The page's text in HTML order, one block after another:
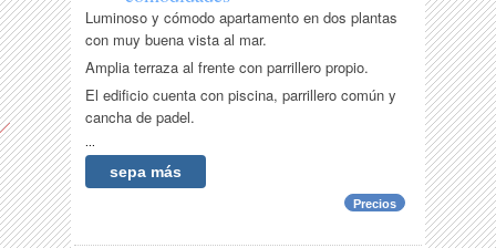
Luminoso y cómodo apartamento en dos plantas
con muy buena vista al mar.
Amplia terraza al frente con parrillero propio.
El edificio cuenta con piscina, parrillero común y
cancha de padel.
...
sepa más
Precios